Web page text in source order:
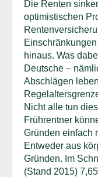
Die Renten
optimistischen
hinaus. Was
Deutsche –
Abschlägen
Nicht alle tun
Frührentner
Gründen einfach
Entweder aus
Gründen. Im
(Stand 2015)